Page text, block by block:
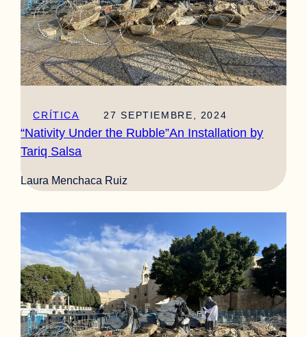
CRÍTICA 27 SEPTIEMBRE, 2024
“Nativity Under the Rubble”An Installation by
Tariq Salsa
Laura Menchaca Ruiz